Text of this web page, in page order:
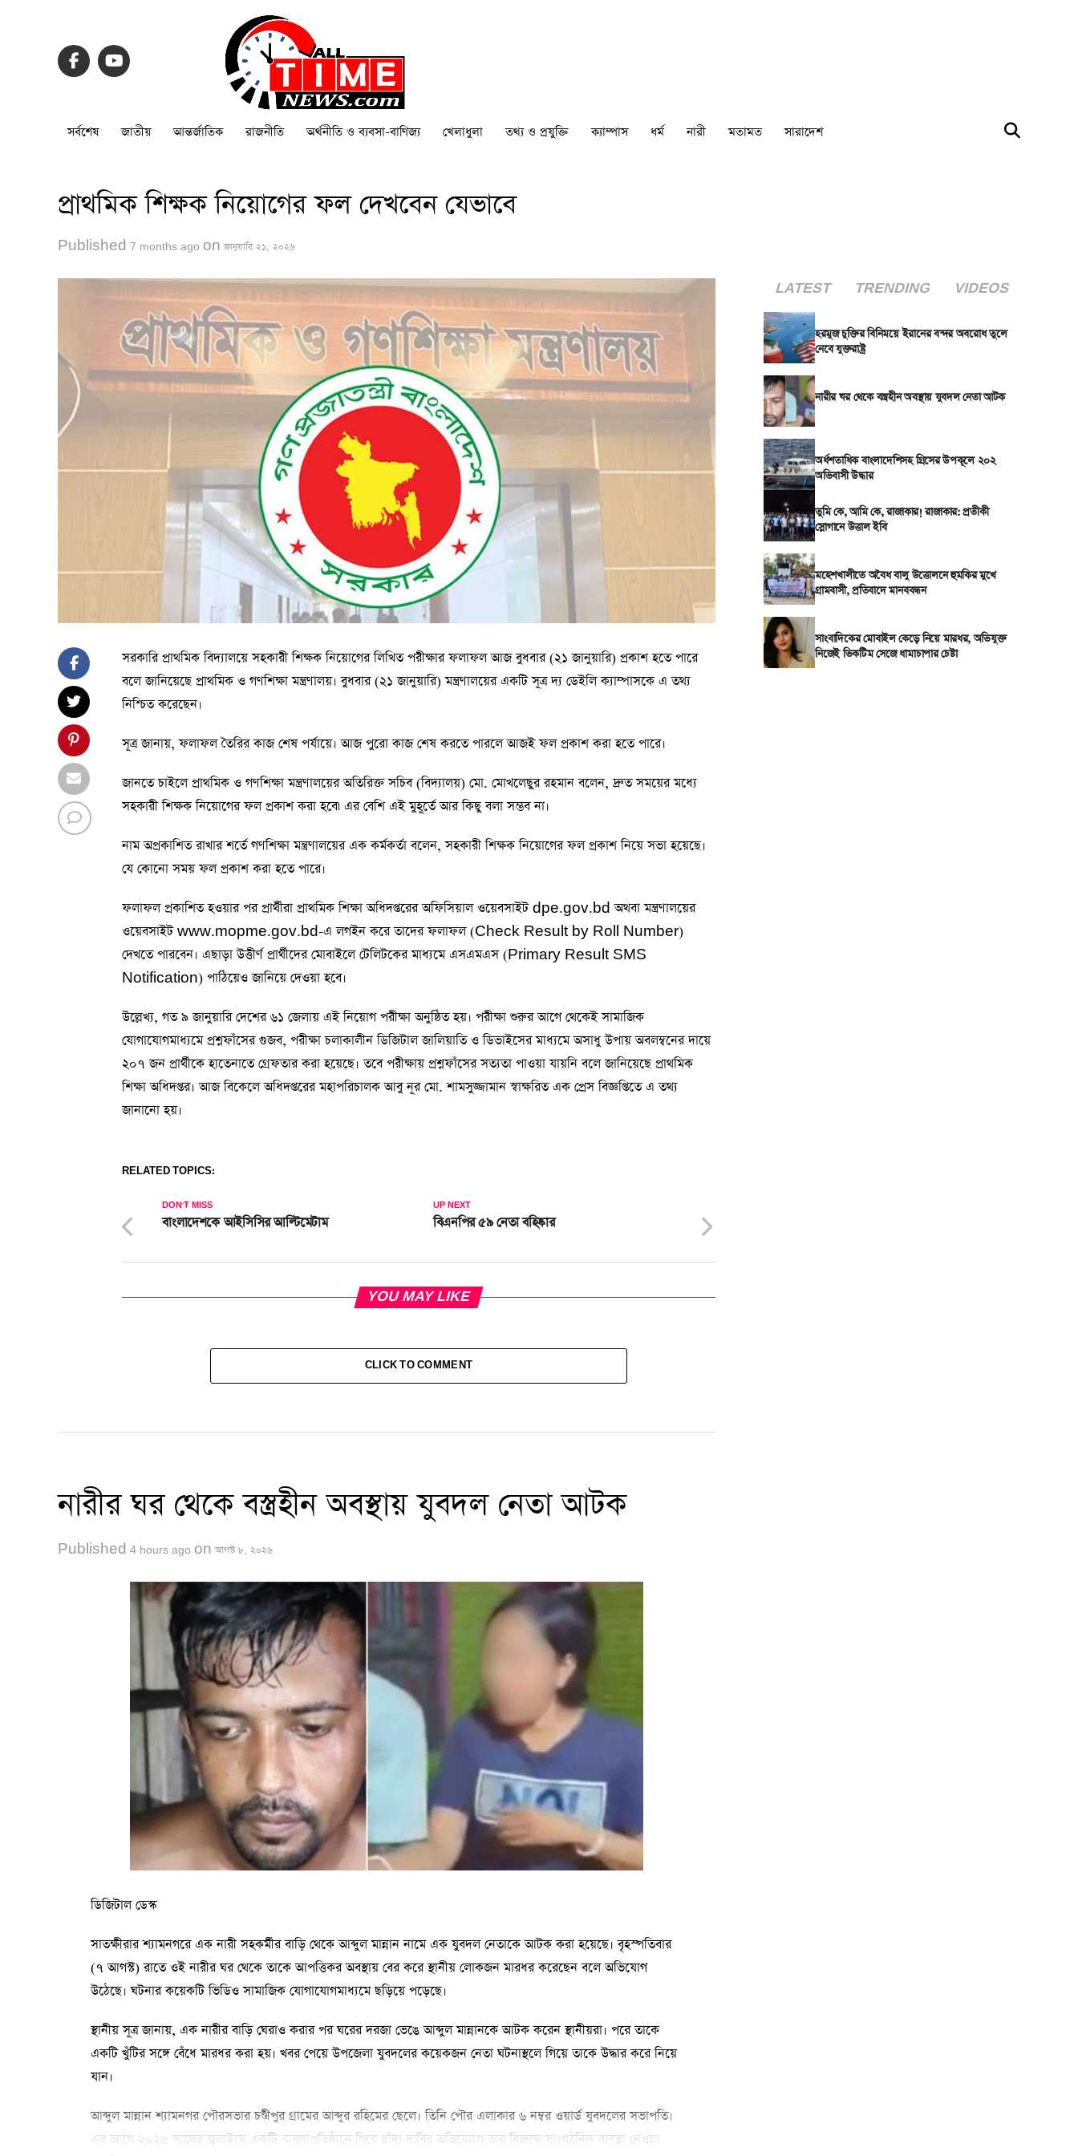
সর্বশেষ জাতীয় আন্তর্জাতিক রাজনীতি অর্থনীতি ও ব্যবসা-বাণিজ্য খেলাধুলা তথ্য ও প্রযুক্তি ক্যাম্পাস ধর্ম নারী মতামত সারাদেশ
প্রাথমিক শিক্ষক নিয়োগের ফল দেখবেন যেভাবে
Published 7 months ago on জানুয়ারি ২১, ২০২৬
সরকারি প্রাথমিক বিদ্যালয়ে সহকারী শিক্ষক নিয়োগের লিখিত পরীক্ষার ফলাফল আজ বুধবার (২১ জানুয়ারি) প্রকাশ হতে পারে
বলে জানিয়েছে প্রাথমিক ও গণশিক্ষা মন্ত্রণালয়। বুধবার (২১ জানুয়ারি) মন্ত্রণালয়ের একটি সূত্র দ্য ডেইলি ক্যাম্পাসকে এ তথ্য
নিশ্চিত করেছেন।
সূত্র জানায়, ফলাফল তৈরির কাজ শেষ পর্যায়ে। আজ পুরো কাজ শেষ করতে পারলে আজই ফল প্রকাশ করা হতে পারে।
জানতে চাইলে প্রাথমিক ও গণশিক্ষা মন্ত্রণালয়ের অতিরিক্ত সচিব (বিদ্যালয়) মো. মোখলেছুর রহমান বলেন, দ্রুত সময়ের মধ্যে
সহকারী শিক্ষক নিয়োগের ফল প্রকাশ করা হবে৷ এর বেশি এই মুহূর্তে আর কিছু বলা সম্ভব না।
নাম অপ্রকাশিত রাখার শর্তে গণশিক্ষা মন্ত্রণালয়ের এক কর্মকর্তা বলেন, সহকারী শিক্ষক নিয়োগের ফল প্রকাশ নিয়ে সভা হয়েছে।
যে কোনো সময় ফল প্রকাশ করা হতে পারে।
ফলাফল প্রকাশিত হওয়ার পর প্রার্থীরা প্রাথমিক শিক্ষা অধিদপ্তরের অফিসিয়াল ওয়েবসাইট dpe.gov.bd অথবা মন্ত্রণালয়ের
ওয়েবসাইট www.mopme.gov.bd-এ লগইন করে তাদের ফলাফল (Check Result by Roll Number)
দেখতে পারবেন। এছাড়া উত্তীর্ণ প্রার্থীদের মোবাইলে টেলিটকের মাধ্যমে এসএমএস (Primary Result SMS
Notification) পাঠিয়েও জানিয়ে দেওয়া হবে।
উল্লেখ্য, গত ৯ জানুয়ারি দেশের ৬১ জেলায় এই নিয়োগ পরীক্ষা অনুষ্ঠিত হয়। পরীক্ষা শুরুর আগে থেকেই সামাজিক
যোগাযোগমাধ্যমে প্রশ্নফাঁসের গুজব, পরীক্ষা চলাকালীন ডিজিটাল জালিয়াতি ও ডিভাইসের মাধ্যমে অসাধু উপায় অবলম্বনের দায়ে
২০৭ জন প্রার্থীকে হাতেনাতে গ্রেফতার করা হয়েছে। তবে পরীক্ষায় প্রশ্নফাঁসের সত্যতা পাওয়া যায়নি বলে জানিয়েছে প্রাথমিক
শিক্ষা অধিদপ্তর। আজ বিকেলে অধিদপ্তরের মহাপরিচালক আবু নূর মো. শামসুজ্জামান স্বাক্ষরিত এক প্রেস বিজ্ঞপ্তিতে এ তথ্য
জানানো হয়।
RELATED TOPICS:
UP NEXT
বিএনপির ৫৯ নেতা বহিষ্কার
DON'T MISS
বাংলাদেশকে আইসিসির আল্টিমেটাম
YOU MAY LIKE
CLICK TO COMMENT
নারীর ঘর থেকে বস্ত্রহীন অবস্থায় যুবদল নেতা আটক
Published 4 hours ago on আগস্ট ৮, ২০২৬
ডিজিটাল ডেস্ক
সাতক্ষীরার শ্যামনগরে এক নারী সহকর্মীর বাড়ি থেকে আব্দুল মান্নান নামে এক যুবদল নেতাকে আটক করা হয়েছে। বৃহস্পতিবার
(৭ আগস্ট) রাতে ওই নারীর ঘর থেকে তাকে আপত্তিকর অবস্থায় বের করে স্থানীয় লোকজন মারধর করেছেন বলে অভিযোগ
উঠেছে। ঘটনার কয়েকটি ভিডিও সামাজিক যোগাযোগমাধ্যমে ছড়িয়ে পড়েছে।
স্থানীয় সূত্র জানায়, এক নারীর বাড়ি ঘেরাও করার পর ঘরের দরজা ভেঙে আব্দুল মান্নানকে আটক করেন স্থানীয়রা। পরে তাকে
একটি খুঁটির সঙ্গে বেঁধে মারধর করা হয়। খবর পেয়ে উপজেলা যুবদলের কয়েকজন নেতা ঘটনাস্থলে গিয়ে তাকে উদ্ধার করে নিয়ে
যান।
আব্দুল মান্নান শ্যামনগর পৌরসভার চণ্ডীপুর গ্রামের আব্দুর রহিমের ছেলে। তিনি পৌর এলাকার ৬ নম্বর ওয়ার্ড যুবদলের সভাপতি।
এর আগে ২০২৫ সালের জুলাইয়ে একটি ব্যবসাপ্রতিষ্ঠানে গিয়ে চাঁদা দাবির অভিযোগে তার বিরুদ্ধে সাংগঠনিক ব্যবস্থা নেওয়া
LATEST TRENDING VIDEOS
হরমুজ চুক্তির বিনিময়ে ইরানের বন্দর অবরোধ তুলে
নেবে যুক্তরাষ্ট্র
নারীর ঘর থেকে বস্ত্রহীন অবস্থায় যুবদল নেতা আটক
অর্ধশতাধিক বাংলাদেশিসহ গ্রিসের উপকূলে ২০২
অভিবাসী উদ্ধার
তুমি কে, আমি কে, রাজাকার! রাজাকার: প্রতীকী
স্লোগানে উত্তাল ইবি
মহেশখালীতে অবৈধ বালু উত্তোলনে হুমকির মুখে
গ্রামবাসী, প্রতিবাদে মানববন্ধন
সাংবাদিকের মোবাইল কেড়ে নিয়ে মারধর, অভিযুক্ত
নিজেই ভিকটিম সেজে ধামাচাপার চেষ্টা